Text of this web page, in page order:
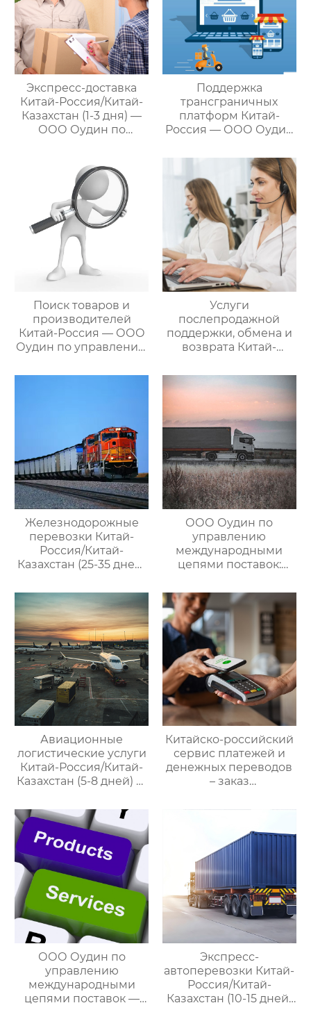
Экспресс-доставка
Китай-Россия/Китай-
Казахстан (1-3 дня) —
ООО Оудин по
цепями поставок
Поддержка
трансграничных
платформ Китай-
Россия — ООО Оудин
международными
цепями поставок
Поиск товаров и
производителей
Китай-Россия — ООО
Оудин по управлению
цепями поставок
Услуги
послепродажной
поддержки, обмена и
возврата Китай-
по управлению
международными
цепями поставок
Железнодорожные
перевозки Китай-
Россия/Китай-
Казахстан (25-35 дней)
управлению
международными
цепями поставок
ООО Оудин по
управлению
международными
цепями поставок:
трансграничной
логистики Китай-
Россия/Китай-
Казахстан,
предлагающий
множество
эффективных
способов доставки
для удовлетворения
различных
клиентов
Авиационные
логистические услуги
Китай-Россия/Китай-
Казахстан (5-8 дней) —
управлению
международными
цепями поставок
Китайско-российский
сервис платежей и
денежных переводов
– заказ
поставок
ООО Оудин по
управлению
международными
цепями поставок —
Экспресс-
автоперевозки Китай-
Россия/Китай-
Казахстан (10-15 дней)